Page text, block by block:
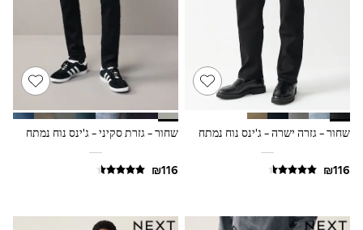
Tops
Dresses
Shorts
Skirts
Rash Vests
Sun Safe Swimwear
Sun Hats & Caps
New in
Summer Dresses
Occasion and Party Dresses
Floral Dresses
Longsleeve Dresses
שחור - גזרה ישרה - ג'ינס נוח נמתח שחור - גזרת סקיני - ג'ינס נוח נמתח